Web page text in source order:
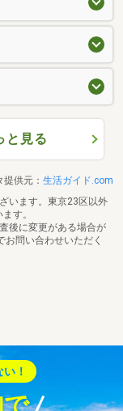
と見る
供元： 生活ガイド.com
います。東京23区以外
す。
後に変更がある場合が
問い合わせいただく
！